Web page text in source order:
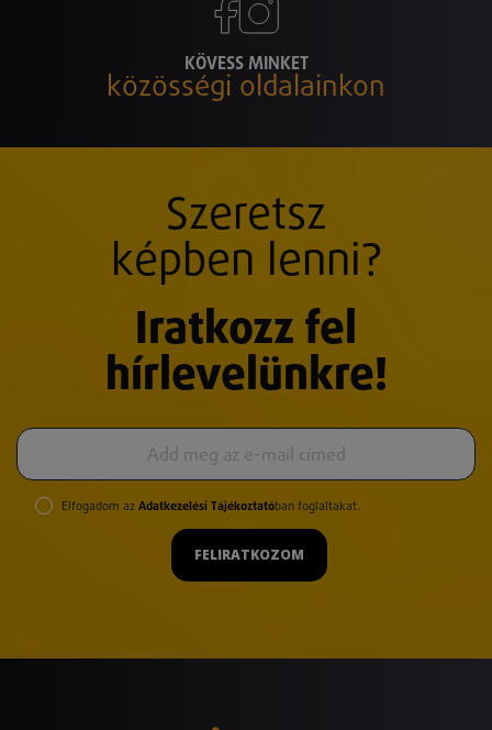
KÖVESS MINKET
közösségi oldalainkon
Szeretsz
képben lenni?
Iratkozz fel
hírlevelünkre!
Elfogadom az Adatkezelési Tájékoztatóban foglaltakat.
FELIRATKOZOM